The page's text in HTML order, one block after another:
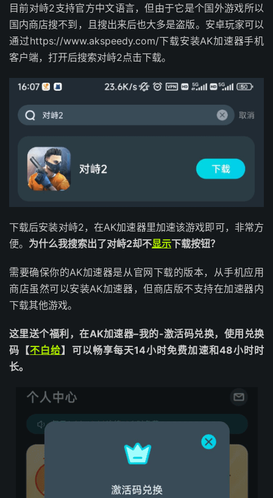
目前对峙2支持官方中文语言，但由于它是个国外游戏所以
国内商店搜不到，且搜出来后也大多是盗版。安卓玩家可以
通过https://www.akspeedy.com/下载安装AK加速器手机
客户端，打开后搜索对峙2点击下载。
下载后安装对峙2，在AK加速器里加速该游戏即可，非常方
便。 为什么我搜索出了对峙2却不显示下载按钮？
需要确保你的AK加速器是从官网下载的版本，从手机应用
商店虽然可以安装AK加速器，但商店版不支持在加速器内
下载其他游戏。
这里送个福利，在AK加速器–我的-激活码兑换，使用兑换
码【不白给】可以畅享每天14小时免费加速和48小时时
长。